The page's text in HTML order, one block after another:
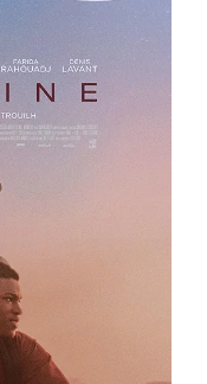
ème ème